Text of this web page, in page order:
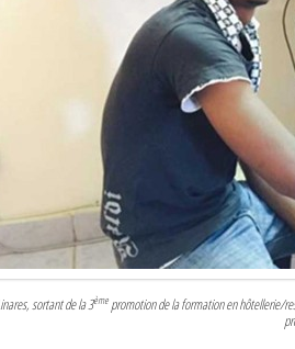
sortant de la 3ème promotion de la formation en hôtellerie/